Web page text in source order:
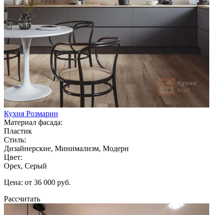
Кухня Розмарин
Материал фасада:
Пластик
Стиль:
Дизайнерские, Минимализм, Модерн
Цвет:
Орех, Серый
Цена: от 36 000 руб.
Рассчитать